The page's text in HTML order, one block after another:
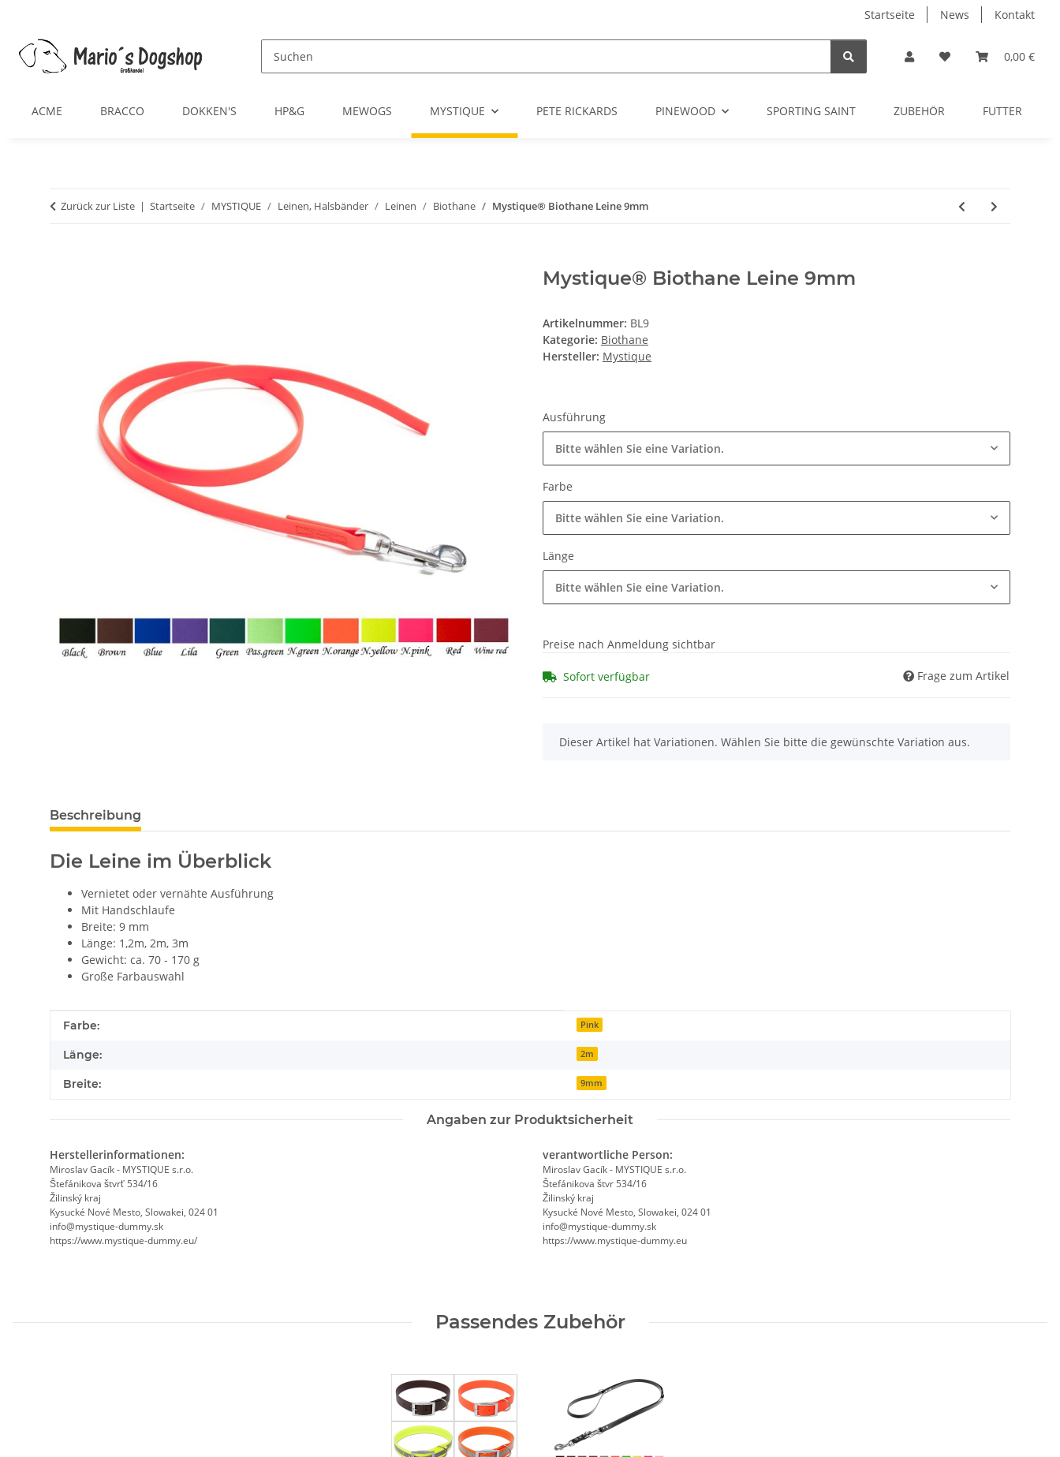
Startseite News Kontakt
0,00 €
ACME BRACCO DOKKEN'S HP&G MEWOGS MYSTIQUE PETE RICKARDS PINEWOOD SPORTING SAINT ZUBEHÖR FUTTER
Zurück zur Liste Startseite MYSTIQUE Leinen, Halsbänder Leinen Biothane Mystique® Biothane Leine 9mm
Mystique® Biothane Leine 9mm
Artikelnummer: BL9
Kategorie: Biothane
Hersteller: Mystique
Ausführung
Bitte wählen Sie eine Variation.
Farbe
Bitte wählen Sie eine Variation.
Länge
Bitte wählen Sie eine Variation.
Preise nach Anmeldung sichtbar
Sofort verfügbar Frage zum Artikel
x
Dieser Artikel hat Variationen. Wählen Sie bitte die gewünschte Variation aus.
Beschreibung
Die Leine im Überblick
Vernietet oder vernähte Ausführung
Mit Handschlaufe
Breite: 9 mm
Länge: 1,2m, 2m, 3m
Gewicht: ca. 70 - 170 g
Große Farbauswahl
Produkteigenschaft
Wert
Farbe: Pink
Länge: 2m
Breite: 9mm
Angaben zur Produktsicherheit
Herstellerinformationen:
Miroslav Gacík - MYSTIQUE s.r.o.
Štefánikova štvrť 534/16
Žilinský kraj
Kysucké Nové Mesto, Slowakei, 024 01
info@mystique-dummy.sk
https://www.mystique-dummy.eu/
verantwortliche Person:
Miroslav Gacík - MYSTIQUE s.r.o.
Štefánikova štvr 534/16
Žilinský kraj
Kysucké Nové Mesto, Slowakei, 024 01
info@mystique-dummy.sk
https://www.mystique-dummy.eu
Passendes Zubehör